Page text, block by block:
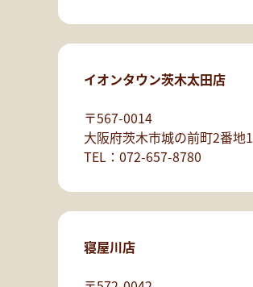
イオンタウン茨木太田店
〒567-0014
大阪府茨木市城の前町2番地1
TEL：072-657-8780
寝屋川店